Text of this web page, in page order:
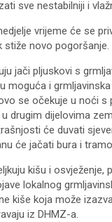
sve nestabilniji i
vrijeme će se
stiže novo pogoršanje.
jači pljuskovi s
moguća i
se očekuje u noći s
drugim dijelovima
će duvati
će jačati bura i
kišu i osvježenje,
lokalnog
kiše koja može
iz DHMZ-a.